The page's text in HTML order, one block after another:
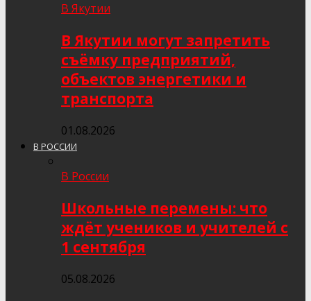
В Якутии
В Якутии могут запретить
съёмку предприятий,
объектов энергетики и
транспорта
01.08.2026
В РОССИИ
В России
Школьные перемены: что
ждёт учеников и учителей с
1 сентября
05.08.2026